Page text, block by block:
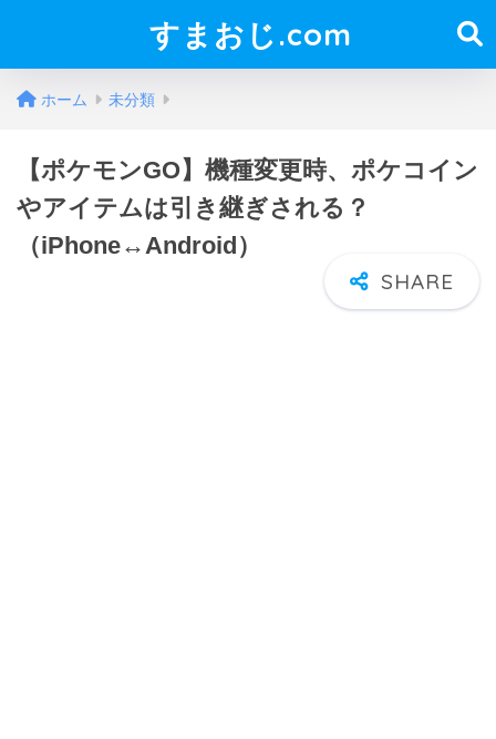
すまおじ.com
ホーム 未分類
【ポケモンGO】機種変更時、ポケコイン
やアイテムは引き継ぎされる？
（iPhone↔Android）